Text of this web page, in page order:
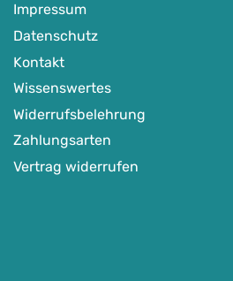
Impressum
Datenschutz
Kontakt
Wissenswertes
Widerrufsbelehrung
Zahlungsarten
Vertrag widerrufen